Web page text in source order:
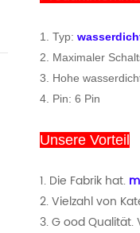
1. Typ:
2. Maximaler
3. Hohe
4. Pin: 6 Pin
Unsere Vorteil
1. Die Fabrik hat.
2. Vielzahl von
3. Good Qualität.